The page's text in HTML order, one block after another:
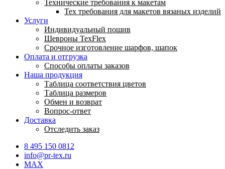
Технические требования к макетам
Тех требования для макетов вязаных изделий
Услуги
Индивидуальный пошив
Шевроны TexFlex
Срочное изготовление шарфов, шапок
Оплата и отгрузка
Способы оплаты заказов
Наша продукция
Таблица соответствия цветов
Таблица размеров
Обмен и возврат
Вопрос-ответ
Доставка
Отследить заказ
8 495 150 0812
info@pr-tex.ru
MAX